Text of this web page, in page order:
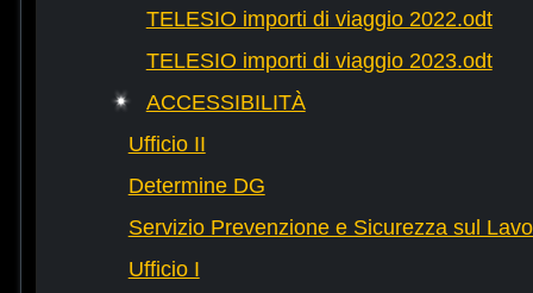
TELESIO importi di viaggio 2022.odt
TELESIO importi di viaggio 2023.odt
ACCESSIBILITÀ
Ufficio II
Determine DG
Servizio Prevenzione e Sicurezza sul
Ufficio I